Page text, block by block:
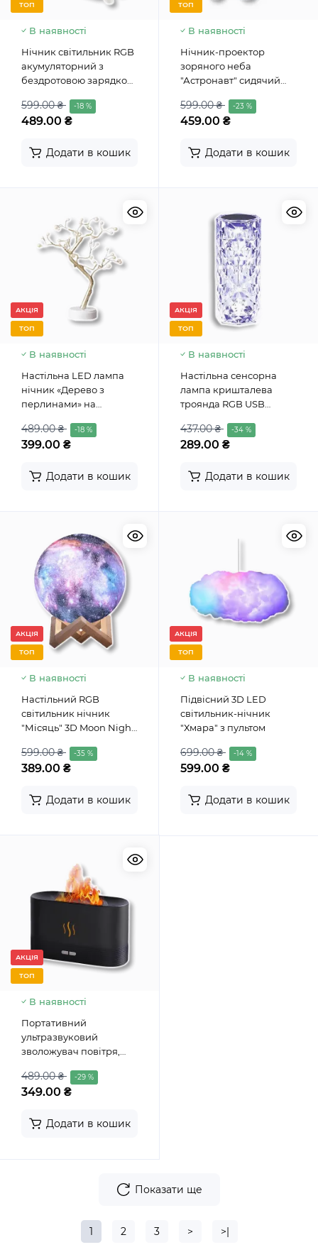
ТОП
В наявності
Нічник світильник RGB
акумуляторний з
бездротовою зарядкою
599.00 ₴ -18 %
489.00 ₴
Додати в кошик
ТОП
В наявності
Нічник-проектор
зоряного неба
"Астронавт" сидячий
599.00 ₴ -23 %
459.00 ₴
Додати в кошик
АКЦІЯ
ТОП
В наявності
Настільна LED лампа
нічник «Дерево з
перлинами» на
489.00 ₴ -18 %
399.00 ₴
Додати в кошик
АКЦІЯ
ТОП
В наявності
Настільна сенсорна
лампа кришталева
троянда RGB USB
437.00 ₴ -34 %
289.00 ₴
Додати в кошик
АКЦІЯ
ТОП
В наявності
Настільний RGB
світильник нічник
"Місяць" 3D Moon Night
599.00 ₴ -35 %
389.00 ₴
Додати в кошик
АКЦІЯ
ТОП
В наявності
Підвісний 3D LED
світильник-нічник
"Хмара" з пультом
699.00 ₴ -14 %
599.00 ₴
Додати в кошик
АКЦІЯ
ТОП
В наявності
Портативний
ультразвуковий
зволожувач повітря,
ефектом "Полум'я"
489.00 ₴ -29 %
349.00 ₴
Додати в кошик
Показати ще
1 2 3 > >|